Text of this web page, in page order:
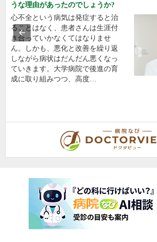
うな理由があったのでしょうか?
心不全という病気は発症すると治
ることはなく、患者さんは生涯付
き合っていかなくてはなりませ
ん。しかも、悪化と改善を繰り返
しながら病状はだんだん悪くなっ
ていきます。大学病院で後進の育
成に取り組みつつ、高度…